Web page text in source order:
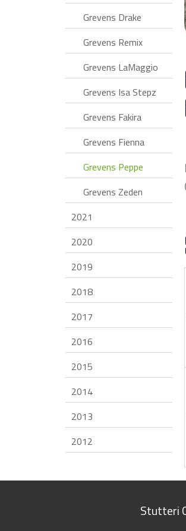
Grevens Drake
Grevens Remix
Grevens LaMaggio
Grevens Isa Stepz
Grevens Fakira
Grevens Fienna
Grevens Peppe
Grevens Zeden
2021
2020
2019
2018
2017
2016
2015
2014
2013
2012
Stutteri